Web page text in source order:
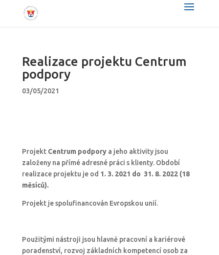
Realizace projektu Centrum
podpory
03/05/2021
Projekt Centrum podporya jeho aktivity jsou
založeny na přímé adresné práci s klienty. Období
realizace projektu je od 1. 3. 2021 do 31. 8. 2022 (18
měsíců).
Projekt je spolufinancován Evropskou unií.
Použitými nástroji jsou hlavně pracovní a kariérové
poradenství, rozvoj základních kompetencí osob za